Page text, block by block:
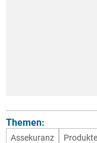
Themen:
Assekuranz Produkte